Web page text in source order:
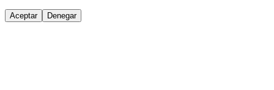
Aceptar Denegar